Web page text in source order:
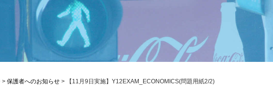
いてQ&A
> 保護者へのお知らせ > 【11月9日実施】Y12EXAM_ECONOMICS(問題用紙2/2)